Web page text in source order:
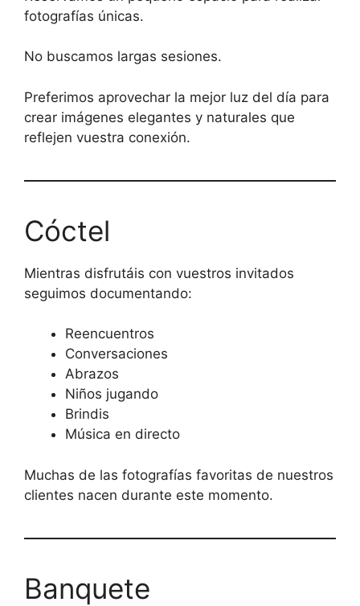
fotografías únicas.
No buscamos largas sesiones.
Preferimos aprovechar la mejor luz del día para
crear imágenes elegantes y naturales que
reflejen vuestra conexión.
Cóctel
Mientras disfrutáis con vuestros invitados
seguimos documentando:
Reencuentros
Conversaciones
Abrazos
Niños jugando
Brindis
Música en directo
Muchas de las fotografías favoritas de nuestros
clientes nacen durante este momento.
Banquete